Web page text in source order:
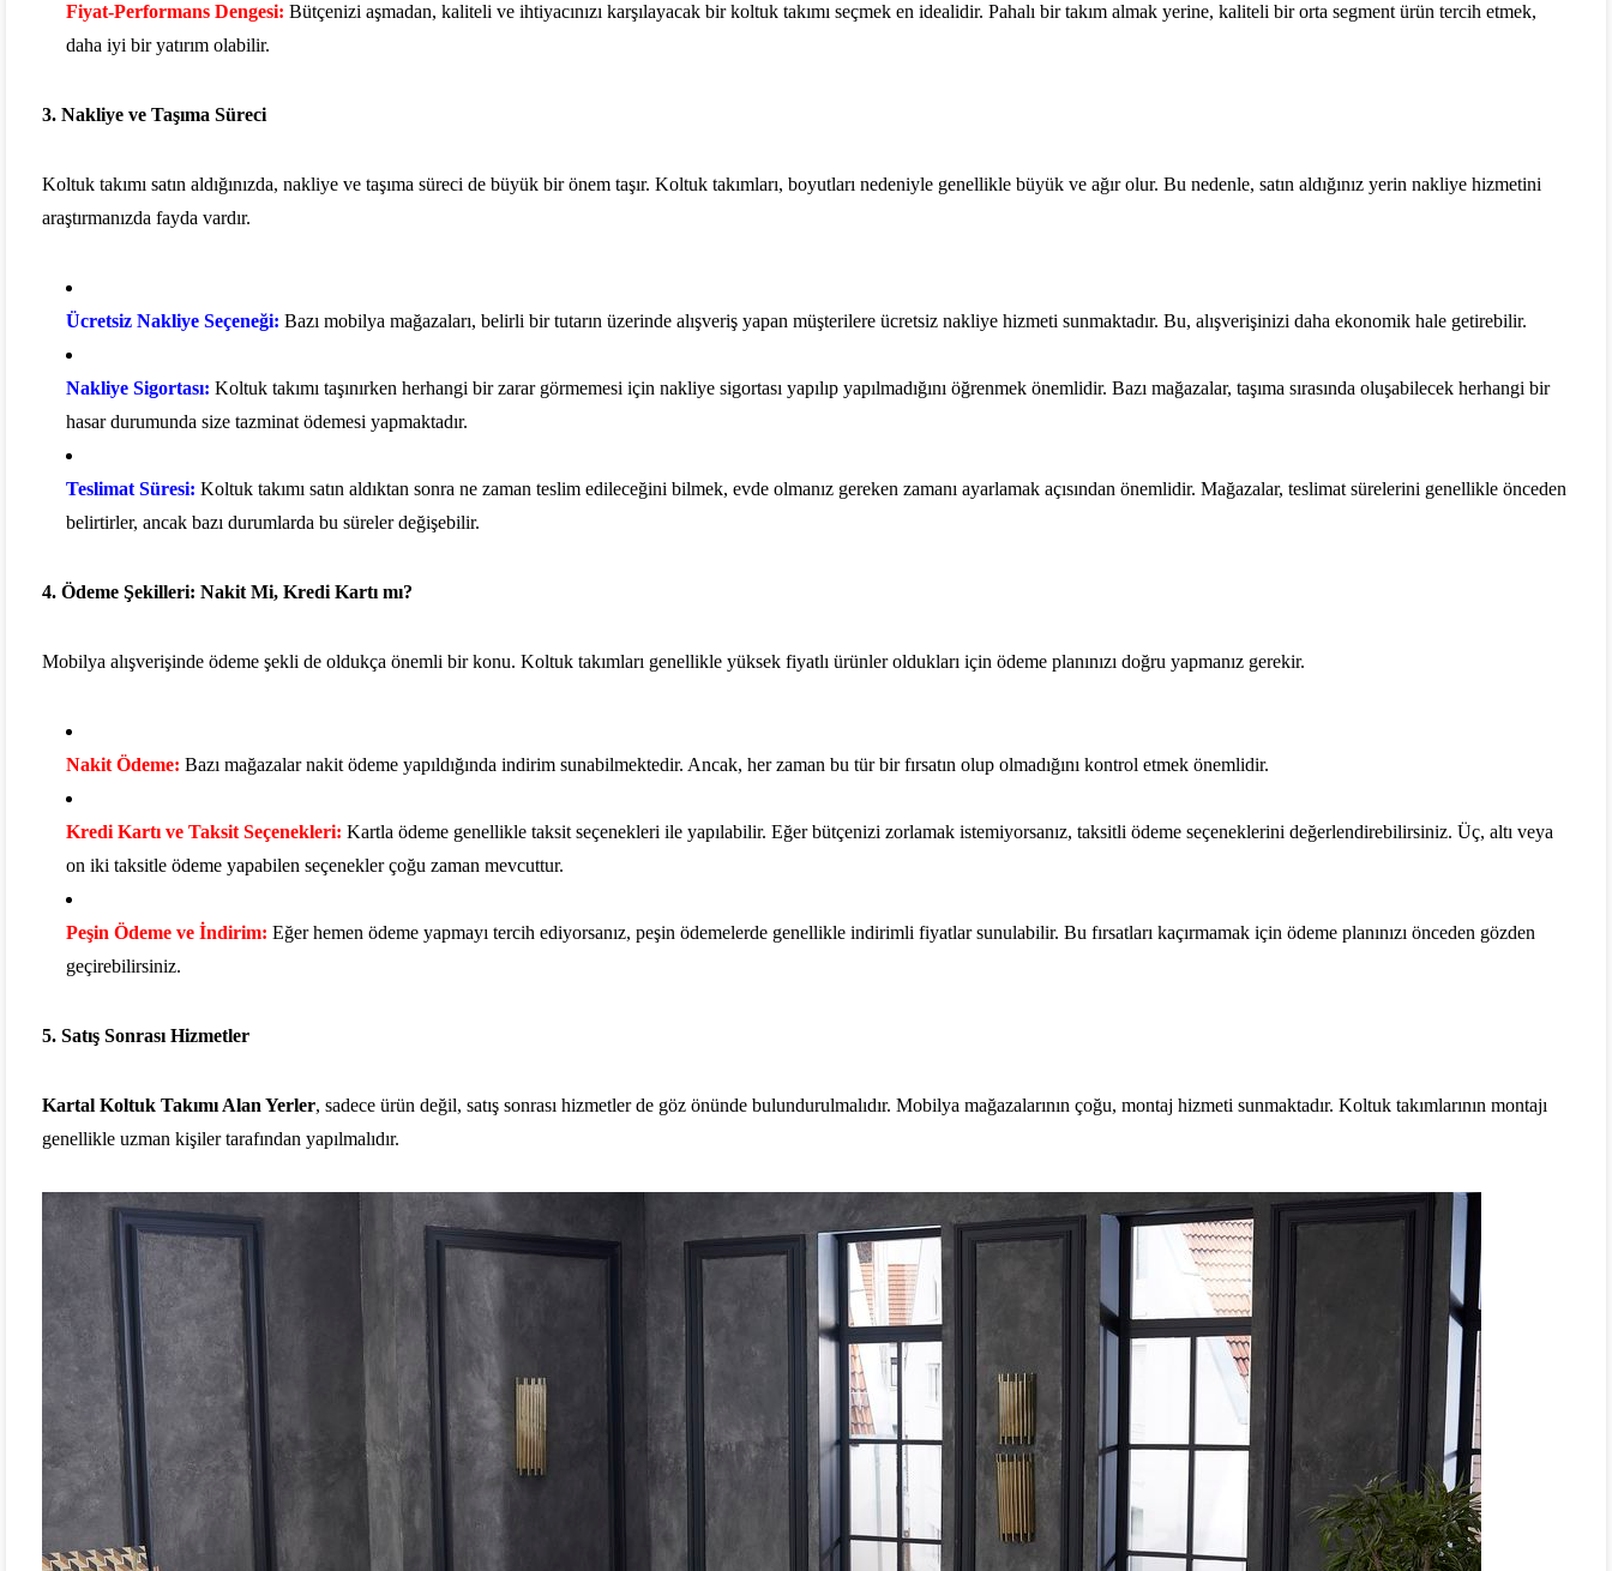
Fiyat-Performans Dengesi: Bütçenizi aşmadan, kaliteli ve ihtiyacınızı karşılayacak bir koltuk takımı seçmek en idealidir. Pahalı bir takım almak yerine, kaliteli bir orta segment ürün tercih etmek,
daha iyi bir yatırım olabilir.
3. Nakliye ve Taşıma Süreci
Koltuk takımı satın aldığınızda, nakliye ve taşıma süreci de büyük bir önem taşır. Koltuk takımları, boyutları nedeniyle genellikle büyük ve ağır olur. Bu nedenle, satın aldığınız yerin nakliye hizmetini
araştırmanızda fayda vardır.
Ücretsiz Nakliye Seçeneği: Bazı mobilya mağazaları, belirli bir tutarın üzerinde alışveriş yapan müşterilere ücretsiz nakliye hizmeti sunmaktadır. Bu, alışverişinizi daha ekonomik hale getirebilir.
Nakliye Sigortası: Koltuk takımı taşınırken herhangi bir zarar görmemesi için nakliye sigortası yapılıp yapılmadığını öğrenmek önemlidir. Bazı mağazalar, taşıma sırasında oluşabilecek herhangi bir
hasar durumunda size tazminat ödemesi yapmaktadır.
Teslimat Süresi: Koltuk takımı satın aldıktan sonra ne zaman teslim edileceğini bilmek, evde olmanız gereken zamanı ayarlamak açısından önemlidir. Mağazalar, teslimat sürelerini genellikle önceden
belirtirler, ancak bazı durumlarda bu süreler değişebilir.
4. Ödeme Şekilleri: Nakit Mi, Kredi Kartı mı?
Mobilya alışverişinde ödeme şekli de oldukça önemli bir konu. Koltuk takımları genellikle yüksek fiyatlı ürünler oldukları için ödeme planınızı doğru yapmanız gerekir.
Nakit Ödeme: Bazı mağazalar nakit ödeme yapıldığında indirim sunabilmektedir. Ancak, her zaman bu tür bir fırsatın olup olmadığını kontrol etmek önemlidir.
Kredi Kartı ve Taksit Seçenekleri: Kartla ödeme genellikle taksit seçenekleri ile yapılabilir. Eğer bütçenizi zorlamak istemiyorsanız, taksitli ödeme seçeneklerini değerlendirebilirsiniz. Üç, altı veya
on iki taksitle ödeme yapabilen seçenekler çoğu zaman mevcuttur.
Peşin Ödeme ve İndirim: Eğer hemen ödeme yapmayı tercih ediyorsanız, peşin ödemelerde genellikle indirimli fiyatlar sunulabilir. Bu fırsatları kaçırmamak için ödeme planınızı önceden gözden
geçirebilirsiniz.
5. Satış Sonrası Hizmetler
Kartal Koltuk Takımı Alan Yerler, sadece ürün değil, satış sonrası hizmetler de göz önünde bulundurulmalıdır. Mobilya mağazalarının çoğu, montaj hizmeti sunmaktadır. Koltuk takımlarının montajı
genellikle uzman kişiler tarafından yapılmalıdır.